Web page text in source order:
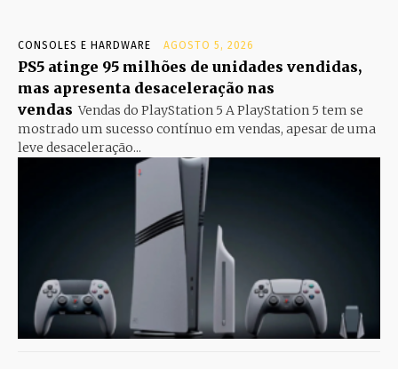
CONSOLES E HARDWARE AGOSTO 5, 2026
PS5 atinge 95 milhões de unidades vendidas,
mas apresenta desaceleração nas
vendas Vendas do PlayStation 5 A PlayStation 5 tem se
mostrado um sucesso contínuo em vendas, apesar de uma
leve desaceleração...